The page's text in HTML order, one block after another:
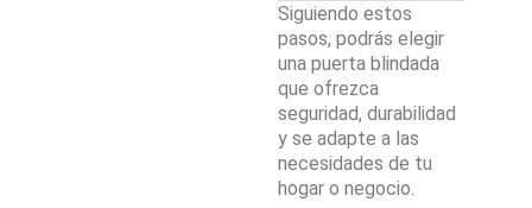
Siguiendo estos
pasos, podrás elegir
una puerta blindada
que ofrezca
seguridad, durabilidad
y se adapte a las
necesidades de tu
hogar o negocio.